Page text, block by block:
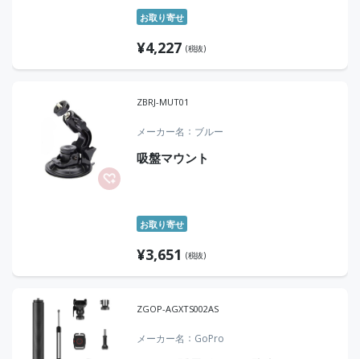
お取り寄せ
¥4,227 (税抜)
ZBRJ-MUT01
メーカー名 ブルー
吸盤マウント
お取り寄せ
¥3,651 (税抜)
ZGOP-AGXTS002AS
メーカー名 GoPro